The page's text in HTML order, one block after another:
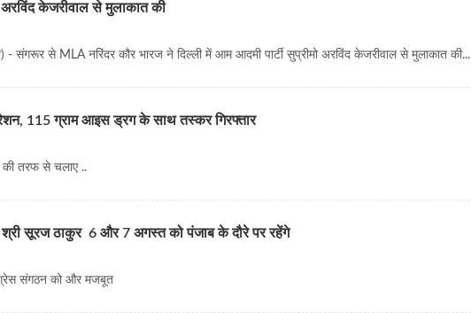
केजरीवाल से मुलाकात की
- संगरूर से MLA नरिंदर कौर भारज ने दिल्ली में आम आदमी पार्टी सुप्रीमो अरविंद केजरीवाल से मुलाकात की...
115 ग्राम आइस ड्रग के साथ तस्कर गिरफ्तार
तरफ से चलाए ..
सूरज ठाकुर 6 और 7 अगस्त को पंजाब के दौरे पर रहेंगे
संगठन को और मजबूत